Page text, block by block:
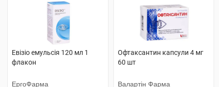
Евізіо емульсія 120 мл 1
флакон
ЕргоФарма
Офтаксантин капсули 4 мг
60 шт
Валартін Фарма